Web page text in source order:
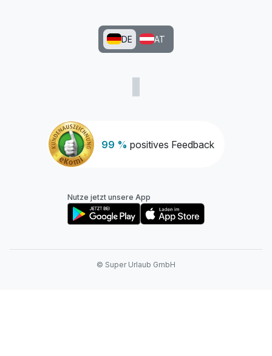
99 % positives Feedback
DE AT
Nutze jetzt unsere App
© Super Urlaub GmbH